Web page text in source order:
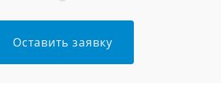
Оставить заявку